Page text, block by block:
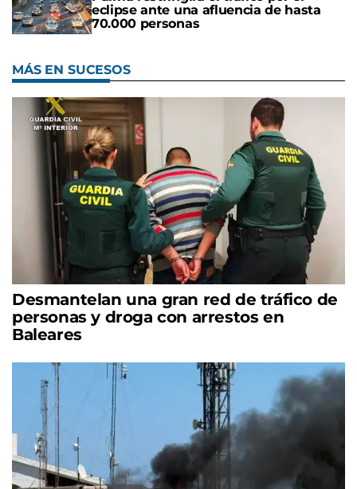
eclipse ante una afluencia de hasta
70.000 personas
MÁS EN SUCESOS
Desmantelan una gran red de tráfico de
personas y droga con arrestos en
Baleares